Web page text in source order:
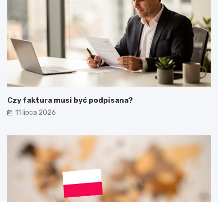
Czy faktura musi być podpisana?
11 lipca 2026